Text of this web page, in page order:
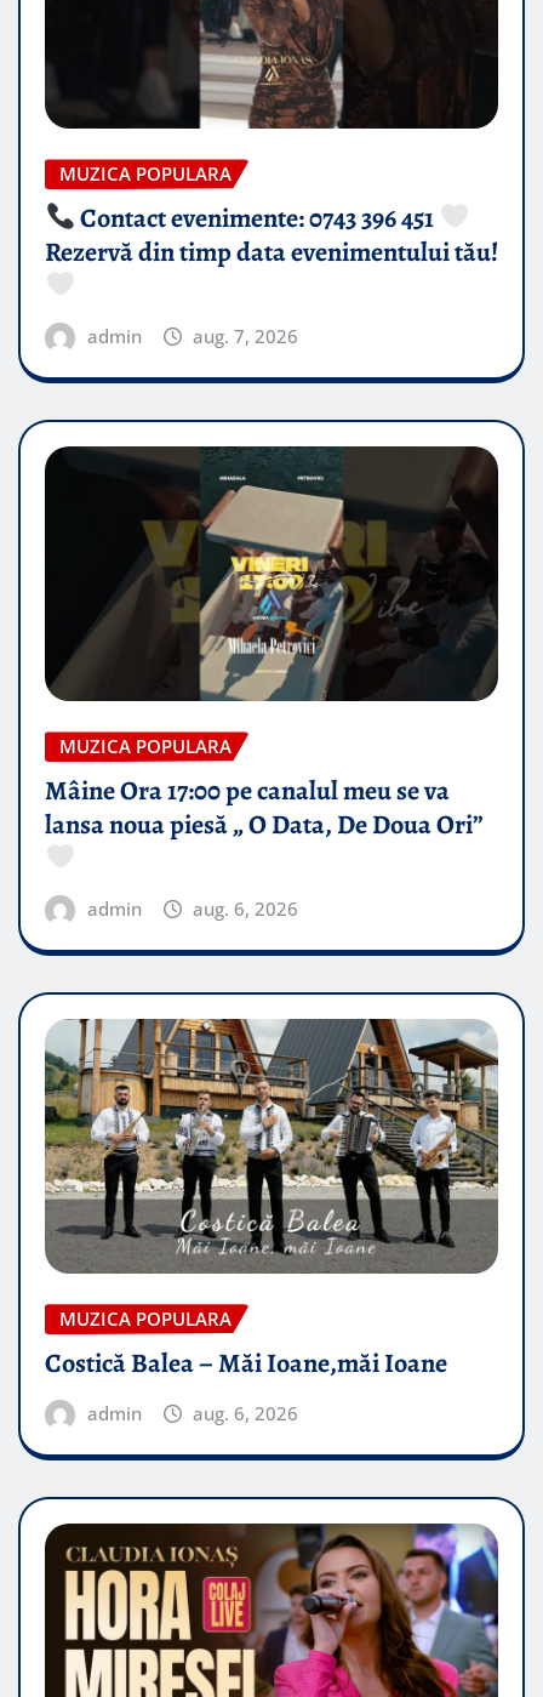
MUZICA POPULARA
Contact evenimente: 0743 396 451
Rezervă din timp data evenimentului tău!
admin aug. 7, 2026
MUZICA POPULARA
Mâine Ora 17:00 pe canalul meu se va
lansa noua piesă „ O Data, De Doua Ori”
admin aug. 6, 2026
MUZICA POPULARA
Costică Balea – Măi Ioane,măi Ioane
admin aug. 6, 2026